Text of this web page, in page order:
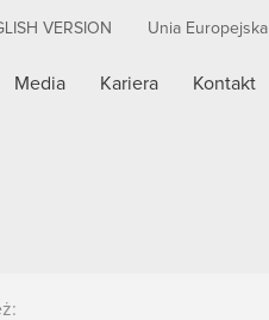
VERSION Unia Europejska
Media Kariera Kontakt